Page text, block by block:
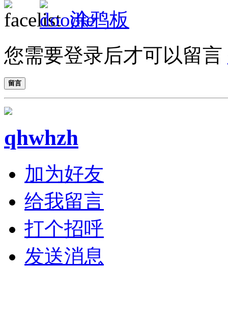
涂鸦板
您需要登录后才可以留言
留言
qhwhzh
加为好友
给我留言
打个招呼
发送消息